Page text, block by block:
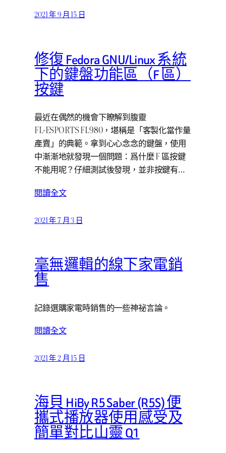
2021 年 9 月 15 日
修復 Fedora GNU/Linux 系統
下的鍵盤功能區（F 區）
按鍵
最近在偶然的機會下瞭解到腹靈
FL·ESPORTS FL980，堪稱是「客製化當作量
產賣」的典範。拿到心心念念的鍵盤，使用
中漸漸地就發現一個問題：爲什麼 F 區按鍵
不能用呢？仔細測試後發現，並非按鍵有…
閱讀全文
2021 年 7 月 3 日
毫無邏輯的線下家電銷
售
記錄選購家電時銷售的一些神祕言論。
閱讀全文
2021 年 2 月 15 日
海貝 HiBy R5 Saber (R5S) 便
攜式播放器使用感受及
簡單對比山靈 Q1